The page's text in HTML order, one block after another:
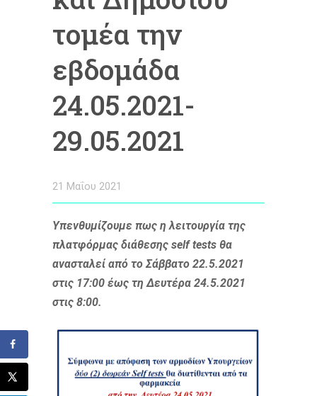
τομέα την
εβδομάδα
24.05.2021-
29.05.2021
21 Μαΐου 2021
Υπενθυμίζουμε πως η λειτουργία της
πλατφόρμας διάθεσης self tests θα
ανασταλεί από το Σάββατο 22.5.2021
στις 17:00 έως τη Δευτέρα 24.5.2021
στις 8:00.